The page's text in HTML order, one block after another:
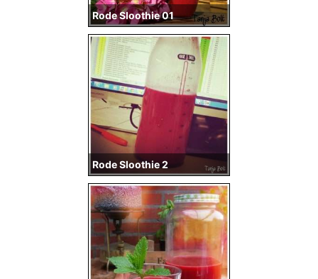
Rode Sloothie 01
Rode Sloothie 2